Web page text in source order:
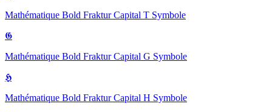
Mathématique Bold Fraktur Capital T Symbole
𝕲
Mathématique Bold Fraktur Capital G Symbole
𝕳
Mathématique Bold Fraktur Capital H Symbole